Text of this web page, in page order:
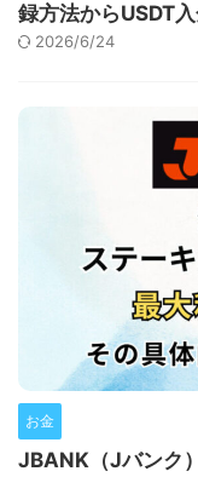
録方法からUSDT
2026/6/24
お金
JBANK（Jバンク